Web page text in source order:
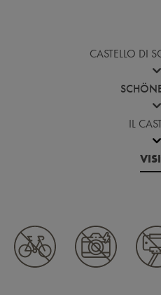
CASTELLO DI
IL